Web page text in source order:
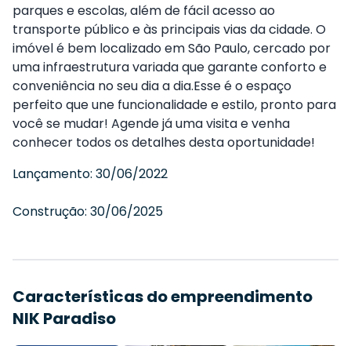
parques e escolas, além de fácil acesso ao
transporte público e às principais vias da cidade. O
imóvel é bem localizado em São Paulo, cercado por
uma infraestrutura variada que garante conforto e
conveniência no seu dia a dia.Esse é o espaço
perfeito que une funcionalidade e estilo, pronto para
você se mudar! Agende já uma visita e venha
conhecer todos os detalhes desta oportunidade!
Lançamento: 30/06/2022
Construção: 30/06/2025
Características do empreendimento
NIK Paradiso